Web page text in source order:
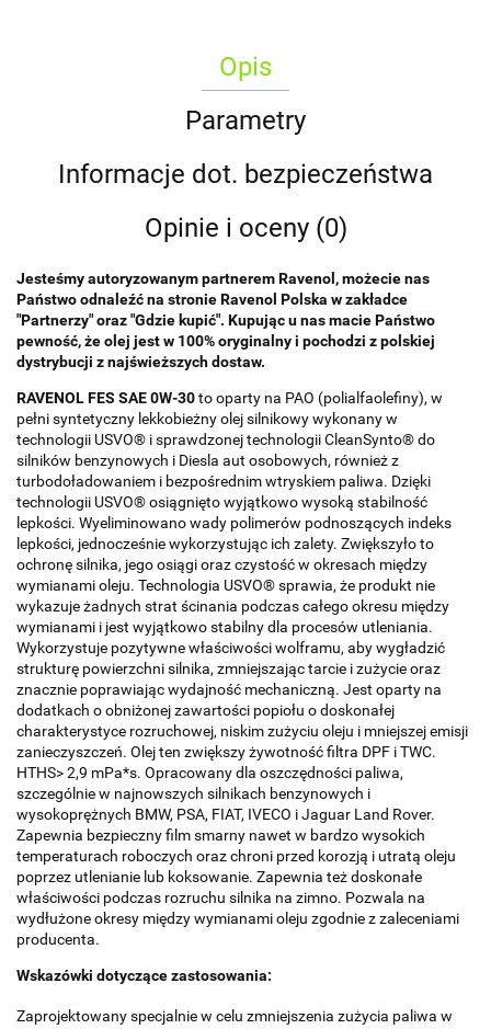
Opis
Parametry
Informacje dot. bezpieczeństwa
Opinie i oceny (0)
Jesteśmy autoryzowanym partnerem Ravenol, możecie nas
Państwo odnaleźć na stronie Ravenol Polska w zakładce
"Partnerzy" oraz "Gdzie kupić". Kupując u nas macie Państwo
pewność, że olej jest w 100% oryginalny i pochodzi z polskiej
dystrybucji z najświeższych dostaw.
RAVENOL FES SAE 0W-30to oparty na PAO (polialfaolefiny), w
pełni syntetyczny lekkobieżny olej silnikowy wykonany w
technologii USVO® i sprawdzonej technologii CleanSynto® do
silników benzynowych i Diesla aut osobowych, również z
turbodoładowaniem i bezpośrednim wtryskiem paliwa. Dzięki
technologii USVO® osiągnięto wyjątkowo wysoką stabilność
lepkości. Wyeliminowano wady polimerów podnoszących indeks
lepkości, jednocześnie wykorzystując ich zalety. Zwiększyło to
ochronę silnika, jego osiągi oraz czystość w okresach między
wymianami oleju. Technologia USVO® sprawia, że produkt nie
wykazuje żadnych strat ścinania podczas całego okresu między
wymianami i jest wyjątkowo stabilny dla procesów utleniania.
Wykorzystuje pozytywne właściwości wolframu, aby wygładzić
strukturę powierzchni silnika, zmniejszając tarcie i zużycie oraz
znacznie poprawiając wydajność mechaniczną. Jest oparty na
dodatkach o obniżonej zawartości popiołu o doskonałej
charakterystyce rozruchowej, niskim zużyciu oleju i mniejszej emisji
zanieczyszczeń. Olej ten zwiększy żywotność filtra DPF i TWC.
HTHS> 2,9 mPa*s. Opracowany dla oszczędności paliwa,
szczególnie w najnowszych silnikach benzynowych i
wysokoprężnych BMW, PSA, FIAT, IVECO i Jaguar Land Rover.
Zapewnia bezpieczny film smarny nawet w bardzo wysokich
temperaturach roboczych oraz chroni przed korozją i utratą oleju
poprzez utlenianie lub koksowanie. Zapewnia też doskonałe
właściwości podczas rozruchu silnika na zimno. Pozwala na
wydłużone okresy między wymianami oleju zgodnie z zaleceniami
producenta.
Wskazówki dotyczące zastosowania:
Zaprojektowany specjalnie w celu zmniejszenia zużycia paliwa w